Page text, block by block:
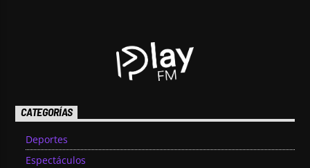
CATEGORÍAS
Deportes
Espectáculos